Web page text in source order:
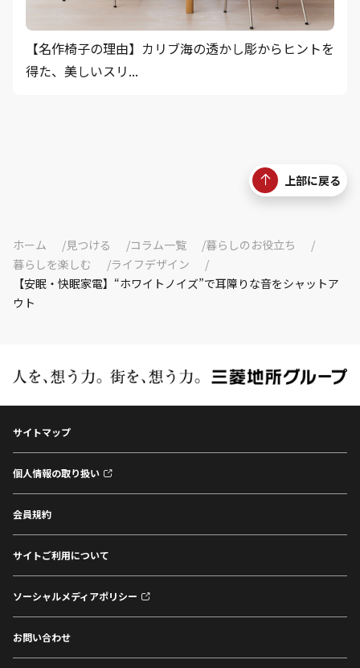
【名作椅子の理由】カリブ海の透かし彫からヒントを
得た、美しいスリ...
上部に戻る
ホーム 見つける コラム一覧
暮らしのお役立ち
暮らしを楽しむ
ライフデザイン
【安眠・快眠家電】“ホワイトノイズ”で耳障りな音をシャットア
ウト
サイトマップ
個人情報の取り扱い
会員規約
サイトご利用について
ソーシャルメディアポリシー
お問い合わせ